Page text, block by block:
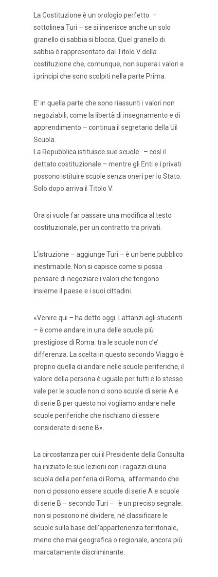
La Costituzione è un orologio perfetto –
sottolinea Turi – se si inserisce anche un solo
granello di sabbia si blocca. Quel granello di
sabbia è rappresentato dal Titolo V della
costituzione che, comunque, non supera i valori e
i principi che sono scolpiti nella parte Prima.
E’ in quella parte che sono riassunti i valori non
negoziabili, come la libertà di insegnamento e di
apprendimento – continua il segretario della Uil
Scuola.
La Repubblica istituisce sue scuole – così il
dettato costituzionale – mentre gli Enti e i privati
possono istituire scuole senza oneri per lo Stato.
Solo dopo arriva il Titolo V.
Ora si vuole far passare una modifica al testo
costituzionale, per un contratto tra privati.
L’istruzione – aggiunge Turi – è un bene pubblico
inestimabile. Non si capisce come si possa
pensare di negoziare i valori che tengono
insieme il paese e i suoi cittadini.
«Venire qui – ha detto oggi Lattanzi agli studenti
– è come andare in una delle scuole più
prestigiose di Roma: tra le scuole non c’e’
differenza. La scelta in questo secondo Viaggio è
proprio quella di andare nelle scuole periferiche, il
valore della persona è uguale per tutti e lo stesso
vale per le scuole non ci sono scuole di serie A e
di serie B per questo noi vogliamo andare nelle
scuole periferiche che rischiano di essere
considerate di serie B».
La circostanza per cui il Presidente della Consulta
ha iniziato le sue lezioni con i ragazzi di una
scuola della periferia di Roma, affermando che
non ci possono essere scuole di serie A e scuole
di serie B – secondo Turi – è un preciso segnale:
non si possono né dividere, né classificare le
scuole sulla base dell’appartenenza territoriale,
meno che mai geografica o regionale, ancora più
marcatamente discriminante.